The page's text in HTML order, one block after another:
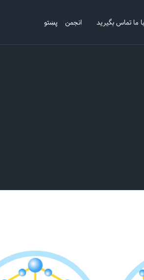
با ما تماس بگیرید انجمن پښتو